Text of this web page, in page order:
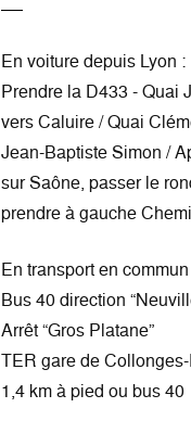
En voiture depuis Lyon :
Prendre la D433 - Quai
vers Caluire / Quai
Jean-Baptiste Simon /
sur Saône, passer le
prendre à gauche
En transport en
Bus 40 direction
Arrêt “Gros Platane”
TER gare de
1,4 km à pied ou bus 40